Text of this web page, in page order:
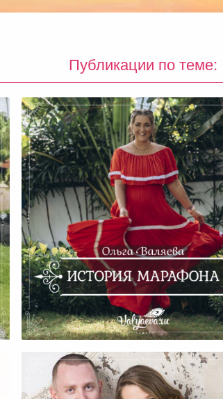
Публикации по теме:
История Марафона